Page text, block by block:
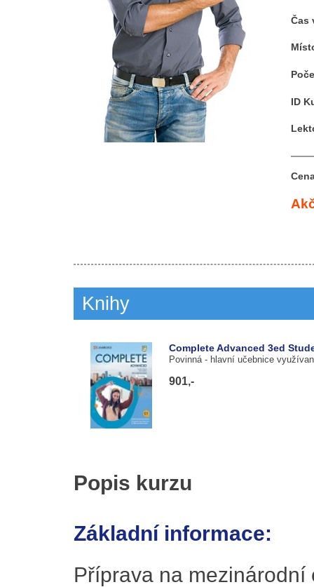
Čas
ID
Knihy
Complete Advanced 3ed
Povinná - hlavní učebnice
901,-
Popis kurzu
Základní informace:
Příprava na